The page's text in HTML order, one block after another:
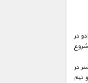
در
در
تیم